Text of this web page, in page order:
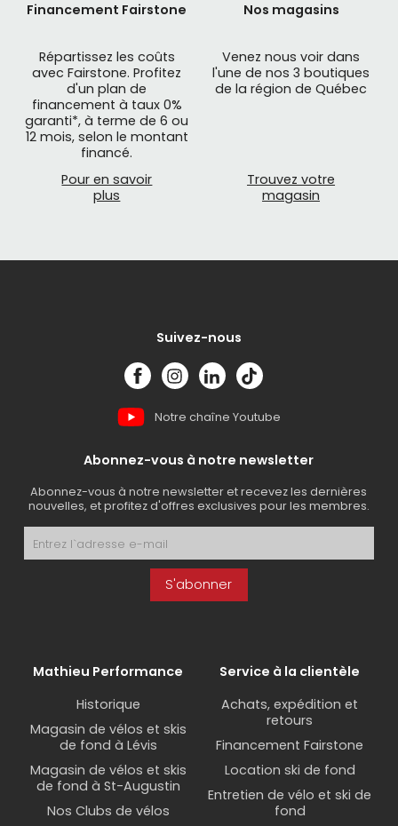
Financement Fairstone
Répartissez les coûts
avec Fairstone. Profitez
d'un plan de
financement à taux 0%
garanti*, à terme de 6 ou
12 mois, selon le montant
financé.
Pour en savoir
plus
Nos magasins
Venez nous voir dans
l'une de nos 3 boutiques
de la région de Québec
Trouvez votre
magasin
Suivez-nous
Notre chaîne Youtube
Abonnez-vous à notre newsletter
Abonnez-vous à notre newsletter et recevez les dernières
nouvelles, et profitez d'offres exclusives pour les membres.
S'abonner
Mathieu Performance
Historique
Magasin de vélos et skis
de fond à Lévis
Magasin de vélos et skis
de fond à St-Augustin
Nos Clubs de vélos
Service à la clientèle
Achats, expédition et
retours
Financement Fairstone
Location ski de fond
Entretien de vélo et ski de
fond